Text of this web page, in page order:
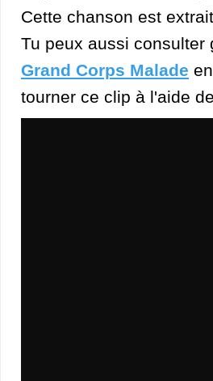
Cette chanson est
Tu peux aussi
Grand Corps Malade
tourner ce clip à l'aide